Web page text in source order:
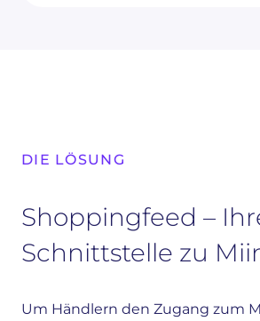
DIE LÖSUNG
Shoppingfeed –
Schnittstelle zu
Um Händlern den Zugang zum